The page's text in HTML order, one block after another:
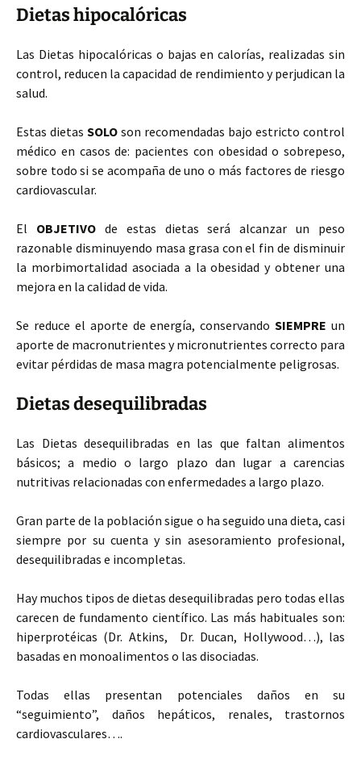
Dietas hipocalóricas
Las Dietas hipocalóricas o bajas en calorías, realizadas sin
control, reducen la capacidad de rendimiento y perjudican la
salud.
Estas dietas SOLO son recomendadas bajo estricto control
médico en casos de: pacientes con obesidad o sobrepeso,
sobre todo si se acompaña de uno o más factores de riesgo
cardiovascular.
El OBJETIVO de estas dietas será alcanzar un peso
razonable disminuyendo masa grasa con el fin de disminuir
la morbimortalidad asociada a la obesidad y obtener una
mejora en la calidad de vida.
Se reduce el aporte de energía, conservandoSIEMPRE un
aporte de macronutrientes y micronutrientes correcto para
evitar pérdidas de masa magra potencialmente peligrosas.
Dietas desequilibradas
Las Dietas desequilibradas en las que faltan alimentos
básicos; a medio o largo plazo dan lugar a carencias
nutritivas relacionadas con enfermedades a largo plazo.
Gran parte de la población sigue o ha seguido una dieta, casi
siempre por su cuenta y sin asesoramiento profesional,
desequilibradas e incompletas.
Hay muchos tipos de dietas desequilibradas pero todas ellas
carecen de fundamento científico. Las más habituales son:
hiperprotéicas (Dr. Atkins, Dr. Ducan, Hollywood…), las
basadas en monoalimentos o las disociadas.
Todas ellas presentan potenciales daños en su
“seguimiento”, daños hepáticos, renales, trastornos
cardiovasculares….